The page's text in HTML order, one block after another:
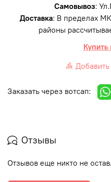
Самовывоз:
Доставка: В пределах
районы
Купить
Заказать через вотсап:
Отзывы
Отзывов еще никто не